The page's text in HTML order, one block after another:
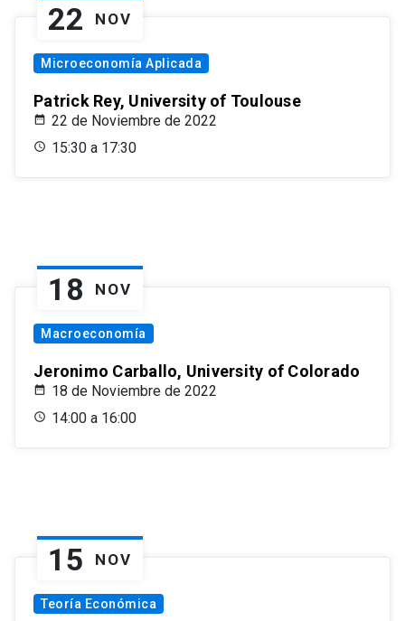
22 NOV
Microeconomía Aplicada
Patrick Rey, University of Toulouse
22 de Noviembre de 2022
15:30 a 17:30
18 NOV
Macroeconomía
Jeronimo Carballo, University of Colorado
18 de Noviembre de 2022
14:00 a 16:00
15 NOV
Teoría Económica